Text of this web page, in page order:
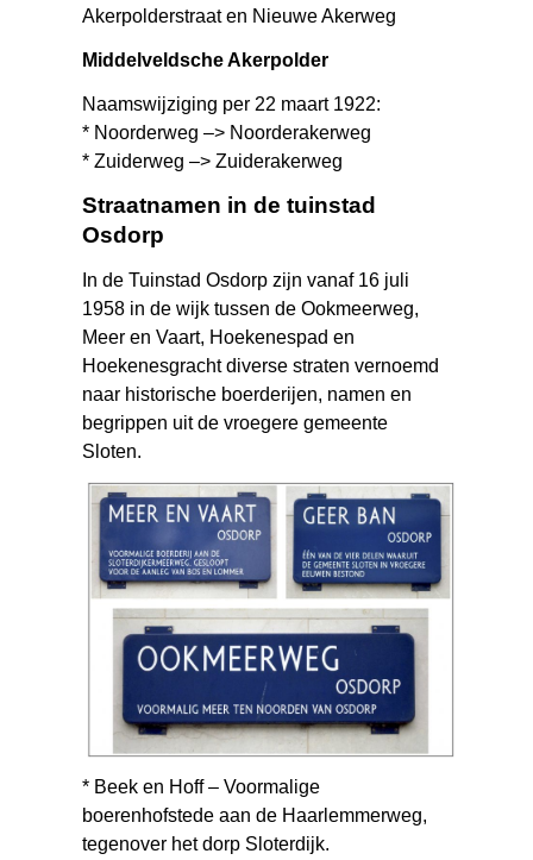
Akerpolderstraat en Nieuwe Akerweg
Middelveldsche Akerpolder
Naamswijziging per 22 maart 1922:
* Noorderweg –> Noorderakerweg
* Zuiderweg –> Zuiderakerweg
Straatnamen in de tuinstad
Osdorp
In de Tuinstad Osdorp zijn vanaf 16 juli
1958 in de wijk tussen de Ookmeerweg,
Meer en Vaart, Hoekenespad en
Hoekenesgracht diverse straten vernoemd
naar historische boerderijen, namen en
begrippen uit de vroegere gemeente
Sloten.
* Beek en Hoff – Voormalige
boerenhofstede aan de Haarlemmerweg,
tegenover het dorp Sloterdijk.